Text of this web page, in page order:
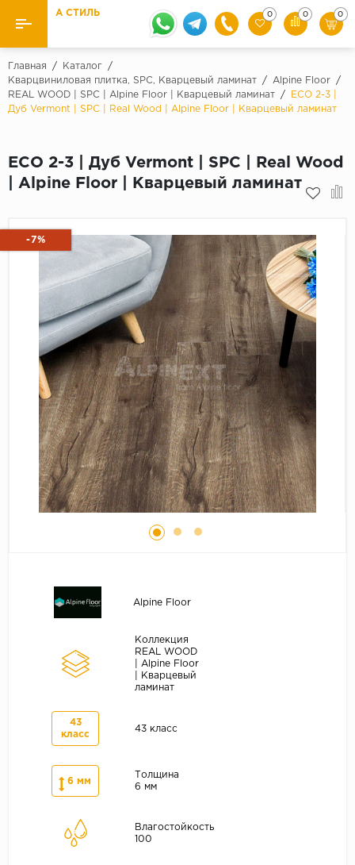
Назад
Ламинат Бренды
Quick Step
31 класс
32 класс
33 класс
Палитра
Серый
Бежевый
Дуб светлый
Коричневый
Страна
Австрия
Ковролин и ковровая плитка
Линолеум
Кварцевый ламинат SPC
Подложка под паркет и ламинат
А СТИЛЬ 0 0 0
Главная / Каталог
/
Кварцвиниловая плитка, SPC, Кварцевый ламинат
/ Alpine Floor
/
REAL WOOD | SPC | Alpine Floor | Кварцевый ламинат
/
ECO 2-3 |
Дуб Vermont | SPC | Real Wood | Alpine Floor | Кварцевый ламинат
ECO 2-3 | Дуб Vermont | SPC | Real Wood
| Alpine Floor | Кварцевый ламинат
-7%
Alpine Floor
Коллекция
REAL WOOD
| Alpine Floor
| Кварцевый
ламинат
43
класс
43 класс
6 мм
Толщина
6 мм
Влагостойкость
100